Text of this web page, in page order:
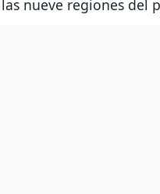
nueve regiones del